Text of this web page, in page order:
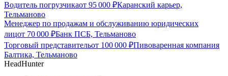
Водитель погрузчикаот 95 000 ₽Каранский карьер,
Тельманово
Менеджер по продажам и обслуживанию юридических
лицот 70 000 ₽Банк ПСБ, Тельманово
Торговый представительот 100 000 ₽Пивоваренная компания
Балтика, Тельманово
HeadHunter